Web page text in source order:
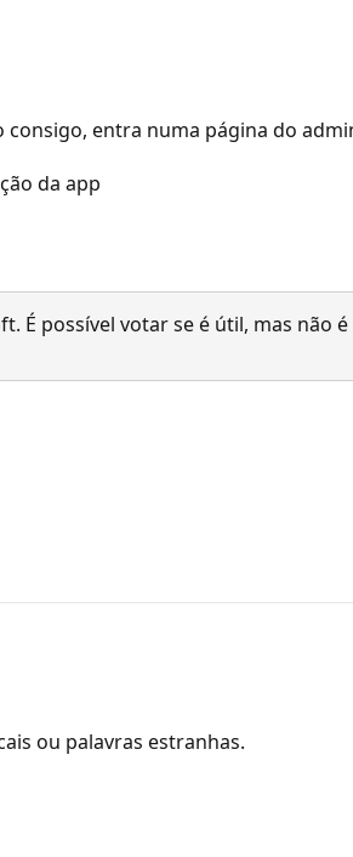
entra numa página do
da app
É possível votar se é útil, mas não
ou palavras estranhas.